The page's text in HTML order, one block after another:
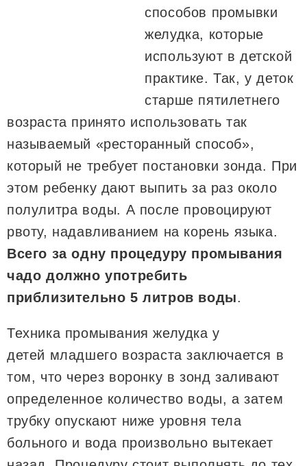
способов промывки
желудка, которые
используют в детской
практике. Так, у деток
старше пятилетнего
возраста принято использовать так
называемый «ресторанный способ»,
который не требует постановки зонда. При
этом ребенку дают выпить за раз около
полулитра воды. А после провоцируют
рвоту, надавливанием на корень языка.
Всего за одну процедуру промывания
чадо должно употребить
приблизительно 5 литров воды.
Техника промывания желудка у
детей младшего возраста заключается в
том, что через воронку в зонд заливают
определенное количество воды, а затем
трубку опускают ниже уровня тела
больного и вода произвольно вытекает